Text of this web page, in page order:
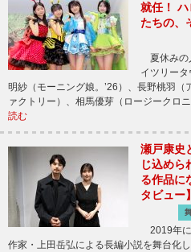
就任！
たちの、
夏休みの
イツリー
明紗（モーニング娘。’26）、長野桃羽
ァクトリー）、相馬優芽（ロージークロ
読む
瀬戸康史
じ込めら
る作品に
タビュー】
2019年に
作家・上田岳弘による長編小説を舞台化